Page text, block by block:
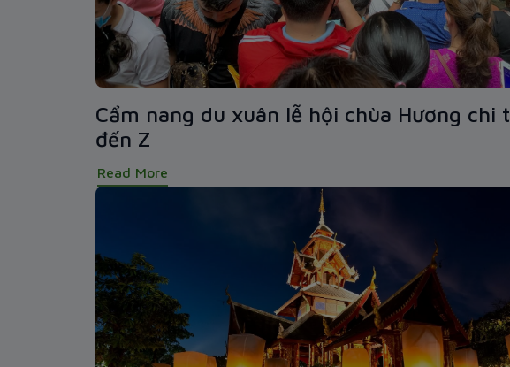
Cẩm nang du xuân lễ hội chùa Hương chi
đến Z
Read More